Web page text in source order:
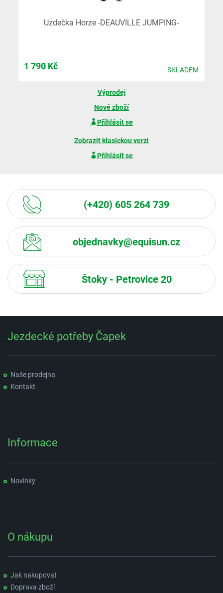
Uzdečka Horze -DEAUVILLE JUMPING-
1 790 Kč SKLADEM
Výprodej
Nové zboží
Přihlásit se
Zobrazit klasickou verzi
Přihlásit se
(+420) 605 264 739
objednavky@equisun.cz
Štoky - Petrovice 20
Jezdecké potřeby Čapek
Naše prodejna
Kontakt
Informace
Novinky
O nákupu
Jak nakupovat
Doprava zboží